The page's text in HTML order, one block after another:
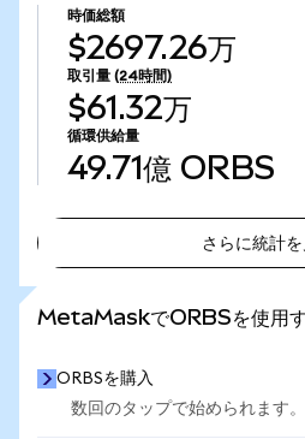
時価総額
$2697.26万
取引量 (24時間)
$61.32万
循環供給量
49.71億 ORBS
さらに統計を
MetaMaskでORBSを使用
ORBSを購入
数回のタップで始められます。